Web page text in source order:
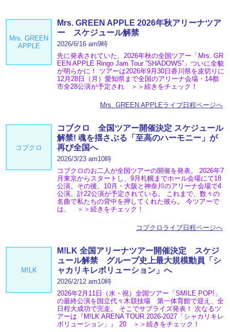
Mrs. GREEN
APPLE
Mrs. GREEN APPLE 2026年秋アリーナツア
ー スケジュール解禁
2026/6/16 am9時
先に発表されていた、2026年秋の全国ツアー「Mrs. GR
EEN APPLE Ringo Jam Tour ”SHADOWS”」ついに全貌
が明らかに！ ツアーは2026年9月30日香川県を皮切りに
12月28日（月）愛知県まで全国のアリーナ会場・14都
市全28公演が予定され ＞＞続きをチェック！
Mrs. GREEN APPLEライブ日程ページへ
コブクロ
コブクロ 全国ツアー開催決定 スケジュール
解禁! 魂を揺さぶる「至高のハーモニー」が
再び全国へ
2026/3/23 am10時
コブクロのお二人が全国ツアーの開催を発表。 2026年7
月東京からスタートし、9月札幌までホール会場にて18
公演。その後、10月・大阪と神奈川のアリーナ会場で4
公演。計22公演が予定されている。 これまで、数々の
名曲で私たちの背中を押してくれた彼ら。 今ツアーで
は、 ＞＞続きをチェック！
コブクロライブ日程ページへ
M!LK
M!LK 全国アリーナツアー開催決定 スケジ
ュール解禁 グループ史上最大規模動員「シ
ャカリキレボリューション」へ
2026/2/12 am10時
2026年2月11日（水・祝）全国ツアー「SMILE POP!」
の最終公演を国立代々木競技場 第一体育館で迎え、全
日程大成功で完走。 そこでサプライズ発表！ 次なるツ
アーは『M!LK ARENA TOUR 2026-2027「シャカリキレ
ボリューション」』 20 ＞＞続きをチェック！